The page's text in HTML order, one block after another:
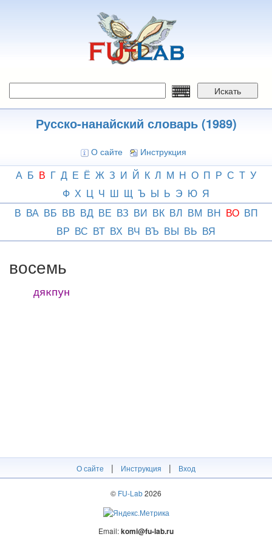
Искать
Русско-нанайский словарь (1989)
О сайте Инструкция
А Б В Г Д Е Ё Ж З И Й К Л М Н О П Р С Т У
Ф Х Ц Ч Ш Щ Ъ Ы Ь Э Ю Я
В ВА ВБ ВВ ВД ВЕ ВЗ ВИ ВК ВЛ ВМ ВН ВО ВП
ВР ВС ВТ ВХ ВЧ ВЪ ВЫ ВЬ ВЯ
восемь
дякпун
О сайте | Инструкция | Вход
© FU-Lab2026
Email:komi@fu-lab.ru